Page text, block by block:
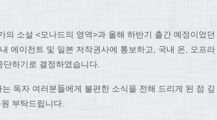
의 소설 <모나드의 영역>과 올해 하반기 출간 예정이었던
에이전트 및 일본 저작권사에 통보하고, 국내 온, 오프라
하기로 결정하였습니다.
독자 여러분들에게 불편한 소식을 전해 드리게 된 점 깊
부탁드립니다.